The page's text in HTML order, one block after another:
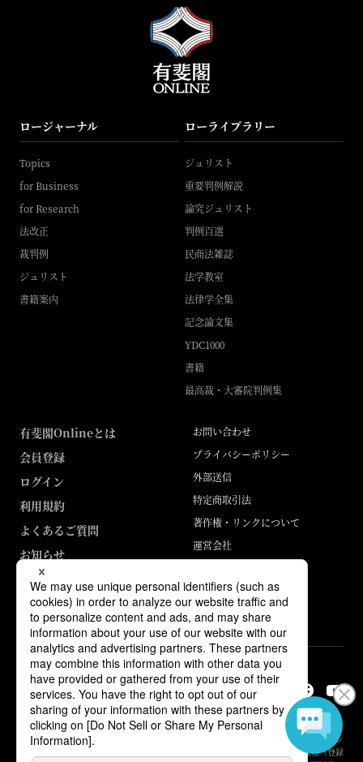
ロージャーナル
Topics
for Business
for Research
法改正
裁判例
ジュリスト
書籍案内
ローライブラリー
ジュリスト
重要判例解説
論究ジュリスト
判例百選
民商法雑誌
法学教室
法律学全集
記念論文集
YDC1000
書籍
最高裁・大審院判例集
有斐閣Onlineとは
会員登録
ログイン
利用規約
よくあるご質問
お知らせ
お問い合わせ
プライバシーポリシー
外部送信
特定商取引法
著作権・リンクについて
運営会社
ABJマークは、この電子書店・電子書籍配信サービスが、著作権者からコン
テンツ使用許諾を得た正規版配信サービスであることを示す登録商標（登録